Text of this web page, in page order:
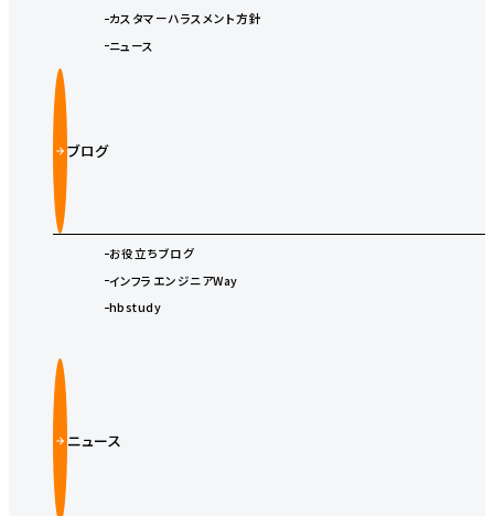
カスタマーハラスメント方針
ニュース
ブログ
お役立ちブログ
インフラエンジニアWay
hbstudy
ニュース